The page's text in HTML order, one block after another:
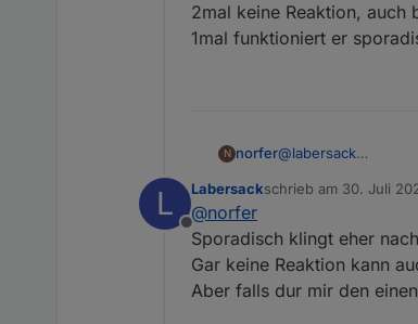
2mal keine Reaktion, auch
1mal funktioniert er
N norfer@labersack
2mal keine
L
Offline
Labersackschrieb am 30. Juli
zuletzt editiert von
@norfer
Sporadisch klingt eher
Gar keine Reaktion kann
Aber falls dur mir den